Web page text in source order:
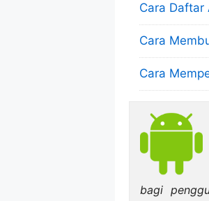
Cara Daftar
Cara
Cara
bagi